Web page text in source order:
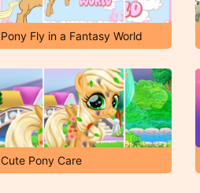
Pony Fly in a Fantasy World
Cute Pony Care